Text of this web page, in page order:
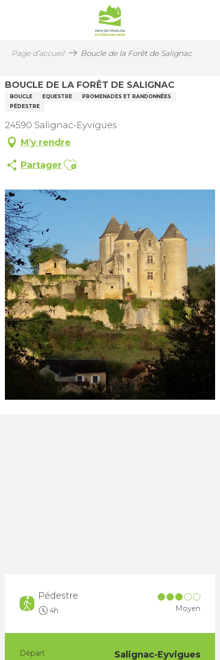
Page d’accueil Boucle de la Forêt de Salignac
BOUCLE DE LA FORÊT DE SALIGNAC
BOUCLE EQUESTRE
PROMENADES ET RANDONNÉES
PÉDESTRE
24590 Salignac-Eyvigues
M'y rendre
Partager Ajouter aux favoris
Pédestre
4h Moyen
Départ Salignac-Eyvigues